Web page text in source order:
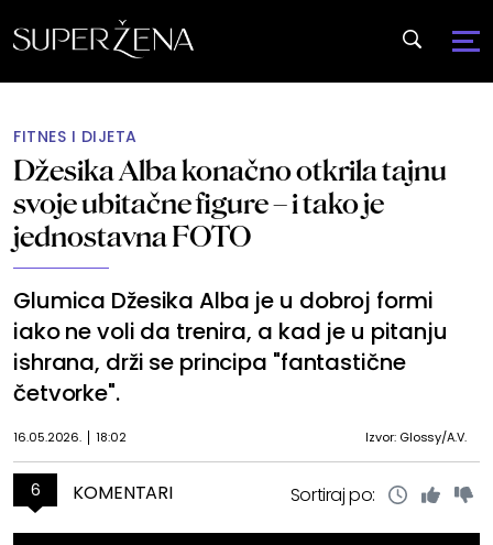
FITNES I DIJETA
Džesika Alba konačno otkrila tajnu
svoje ubitačne figure – i tako je
jednostavna FOTO
Glumica Džesika Alba je u dobroj formi
iako ne voli da trenira, a kad je u pitanju
ishrana, drži se principa "fantastične
četvorke".
16.05.2026. 18:02 Izvor: Glossy/A.V.
6 KOMENTARI Sortiraj po: